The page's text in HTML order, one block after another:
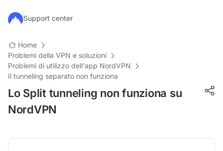
Salta al contenuto principale
Support center
Home
Problemi della VPN e soluzioni
Problemi di utilizzo dell'app NordVPN
Il tunneling separato non funziona
Lo Split tunneling non funziona su
NordVPN